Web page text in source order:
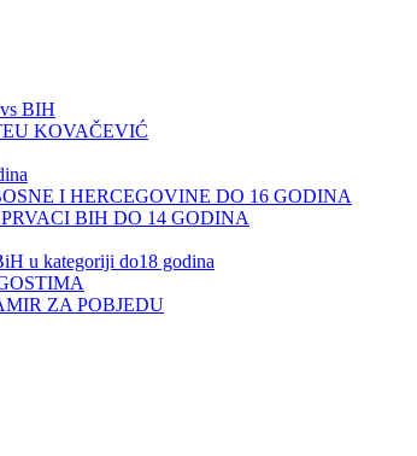
BIH
KOVAČEVIĆ
I HERCEGOVINE DO 16 GODINA
BIH DO 14 GODINA
u kategoriji do18 godina
ZA POBJEDU